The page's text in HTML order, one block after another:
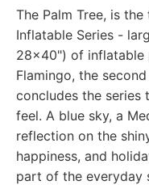
The Palm Tree, is
Inflatable Series -
28x40") of inflatable
Flamingo, the
concludes the series
feel. A blue sky, a
reflection on the
happiness, and
part of the everyday